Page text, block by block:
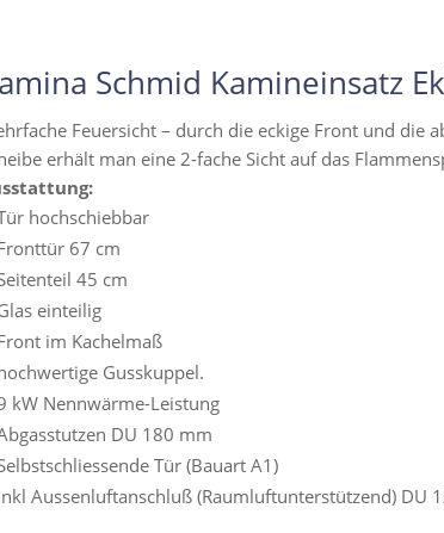
Schmid Kamineinsatz
Feuersicht – durch die eckige Front und die
erhält man eine 2-fache Sicht auf das
hochschiebbar
67 cm
45 cm
einteilig
im Kachelmaß
Gusskuppel.
kW Nennwärme-Leistung
DU 180 mm
Tür (Bauart A1)
Aussenluftanschluß (Raumluftunterstützend) DU